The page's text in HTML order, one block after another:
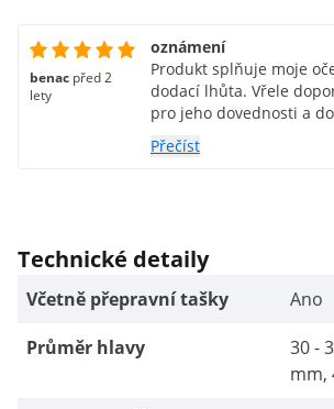
benac před 2
lety
oznámení
Produkt splňuje moje
dodací lhůta. Vřele
pro jeho dovednosti a
ceny. Bez váhání bych
Přečíst
Technické detaily
Včetně přepravní tašky
Ano
Průměr hlavy
30 -
mm,